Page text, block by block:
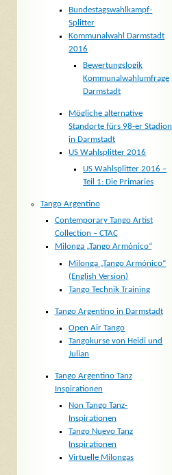
Bundestagswahlkampf-
Splitter
Kommunalwahl Darmstadt
2016
Bewertungslogik
Kommunalwahlumfrage
Darmstadt
Mögliche alternative
Standorte fürs 98-er Stadion
in Darmstadt
US Wahlsplitter 2016
US Wahlsplitter 2016 –
Teil 1: Die Primaries
Tango Argentino
Contemporary Tango Artist
Collection – CTAC
Milonga „Tango Armónico“
Milonga „Tango Armónico“
(English Version)
Tango Technik Training
Tango Argentino in Darmstadt
Open Air Tango
Tangokurse von Heidi und
Julian
Tango Argentino Tanz
Inspirationen
Non Tango Tanz-
Inspirationen
Tango Nuevo Tanz
Inspirationen
Virtuelle Milongas